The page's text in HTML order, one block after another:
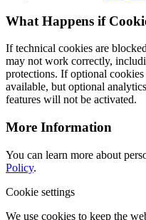
What Happens if
If technical cookies are
may not work correctly,
protections. If optional
available, but optional
features will not be activated.
More Information
You can learn more about
Policy.
Cookie settings
We use cookies to keep the